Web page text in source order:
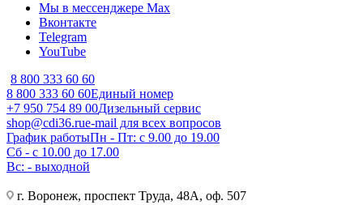
Мы в мессенджере Max
Вконтакте
Telegram
YouTube
8 800 333 60 60
8 800 333 60 60Единый номер
+7 950 754 89 00Дизельный сервис
shop@cdi36.rue-mail для всех вопросов
График работыПн - Пт: с 9.00 до 19.00
Сб - с 10.00 до 17.00
Вс: - выходной
г. Воронеж, проспект Труда, 48А, оф. 507